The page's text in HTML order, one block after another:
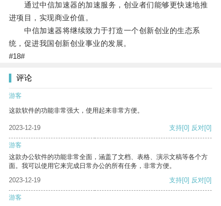
通过中信加速器的加速服务，创业者们能够更快速地推
进项目，实现商业价值。
中信加速器将继续致力于打造一个创新创业的生态系
统，促进我国创新创业事业的发展。
#18#
评论
游客
这款软件的功能非常强大，使用起来非常方便。
2023-12-19 支持[0] 反对[0]
游客
这款办公软件的功能非常全面，涵盖了文档、表格、演示文稿等各个方
面。我可以使用它来完成日常办公的所有任务，非常方便。
2023-12-19
支持[0] 反对[0]
游客